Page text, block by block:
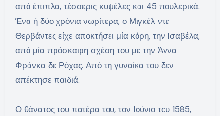
από έπιπλα, τέσσερις κυψέλες και 45 πουλερικά.
Ένα ή δύο χρόνια νωρίτερα, ο Μιγκέλ ντε
Θερβάντες είχε αποκτήσει μία κόρη, την Ισαβέλα,
από μία πρόσκαιρη σχέση του με την Άννα
Φράνκα δε Ρόχας. Από τη γυναίκα του δεν
απέκτησε παιδιά.
Ο θάνατος του πατέρα του, τον Ιούνιο του 1585,